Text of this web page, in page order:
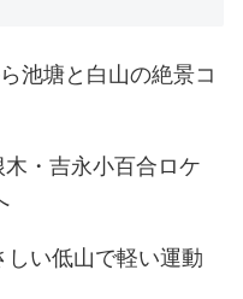
池塘と白山の絶景コ
・吉永小百合ロケ
い低山で軽い運動